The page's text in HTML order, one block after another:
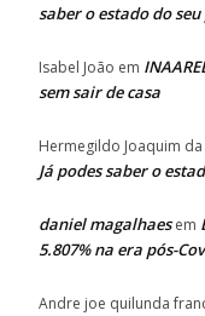
saber o estado do seu
Isabel João em
sem sair de casa
Hermegildo Joaquim da
Já podes saber o
daniel magalhaesem
5.807% na era pós-
Andre joe quilunda